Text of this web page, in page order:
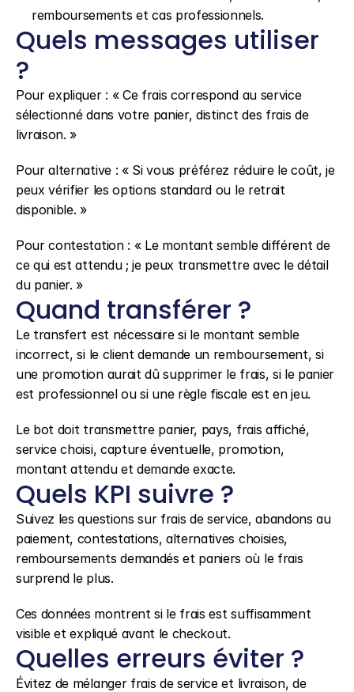
remboursements et cas professionnels.
Quels messages utiliser
?
Pour expliquer : « Ce frais correspond au service
sélectionné dans votre panier, distinct des frais de
livraison. »
Pour alternative : « Si vous préférez réduire le coût, je
peux vérifier les options standard ou le retrait
disponible. »
Pour contestation : « Le montant semble différent de
ce qui est attendu ; je peux transmettre avec le détail
du panier. »
Quand transférer ?
Le transfert est nécessaire si le montant semble
incorrect, si le client demande un remboursement, si
une promotion aurait dû supprimer le frais, si le panier
est professionnel ou si une règle fiscale est en jeu.
Le bot doit transmettre panier, pays, frais affiché,
service choisi, capture éventuelle, promotion,
montant attendu et demande exacte.
Quels KPI suivre ?
Suivez les questions sur frais de service, abandons au
paiement, contestations, alternatives choisies,
remboursements demandés et paniers où le frais
surprend le plus.
Ces données montrent si le frais est suffisamment
visible et expliqué avant le checkout.
Quelles erreurs éviter ?
Évitez de mélanger frais de service et livraison, de